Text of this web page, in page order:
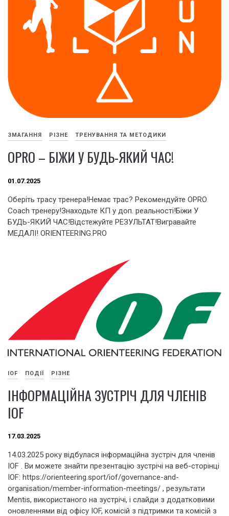
ЗМАГАННЯ РІЗНЕ ТРЕНУВАННЯ ТА МЕТОДИКИ
OPRO – БІЖИ У БУДЬ-ЯКИЙ ЧАС!
01.07.2025
Оберiть трасу тренера!Немає трас? Рекомендуйте OPRO
Coach тренеру!Знаходьте КП у доп. реальності!Біжи У
БУДЬ-ЯКИЙ ЧАС!Відстежуйте РЕЗУЛЬТАТ!Вигравайте
МЕДАЛІ! ORIENTEERING.PRO
IOF ПОДІЇ РІЗНЕ
ІНФОРМАЦІЙНА ЗУСТРІЧ ДЛЯ ЧЛЕНІВ
IOF
17.03.2025
14.03.2025 року відбулася інформаційна зустріч для членів
IOF . Ви можете знайти презентацію зустрічі на веб-сторінці
IOF: https://orienteering.sport/iof/governance-and-
organisation/member-information-meetings/ , результати
Mentis, використаного на зустрічі, і слайди з додатковими
оновленнями від офісу IOF, комісій з підтримки та комісій з